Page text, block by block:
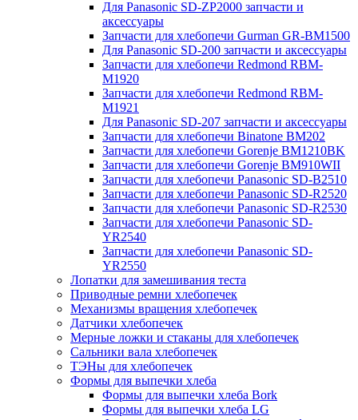
Для Panasonic SD-ZP2000 запчасти и
аксессуары
Запчасти для хлебопечи Gurman GR-BM1500
Для Panasonic SD-200 запчасти и аксессуары
Запчасти для хлебопечи Redmond RBM-
M1920
Запчасти для хлебопечи Redmond RBM-
M1921
Для Panasonic SD-207 запчасти и аксессуары
Запчасти для хлебопечи Binatone BM202
Запчасти для хлебопечи Gorenje BM1210BK
Запчасти для хлебопечи Gorenje BM910WII
Запчасти для хлебопечи Panasonic SD-B2510
Запчасти для хлебопечи Panasonic SD-R2520
Запчасти для хлебопечи Panasonic SD-R2530
Запчасти для хлебопечи Panasonic SD-
YR2540
Запчасти для хлебопечи Panasonic SD-
YR2550
Лопатки для замешивания теста
Приводные ремни хлебопечек
Механизмы вращения хлебопечек
Датчики хлебопечек
Мерные ложки и стаканы для хлебопечек
Сальники вала хлебопечек
ТЭНы для хлебопечек
Формы для выпечки хлеба
Формы для выпечки хлеба Bork
Формы для выпечки хлеба LG